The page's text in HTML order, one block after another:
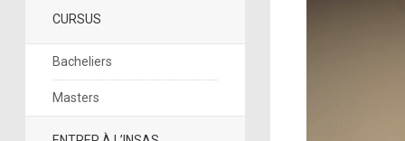
CURSUS
Bacheliers
Masters